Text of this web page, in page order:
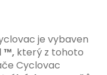
je vybaven
™, který z tohoto
Cyclovac